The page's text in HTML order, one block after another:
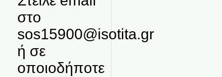
στο
sos15900@isotita.gr
ή σε
οποιοδήποτε